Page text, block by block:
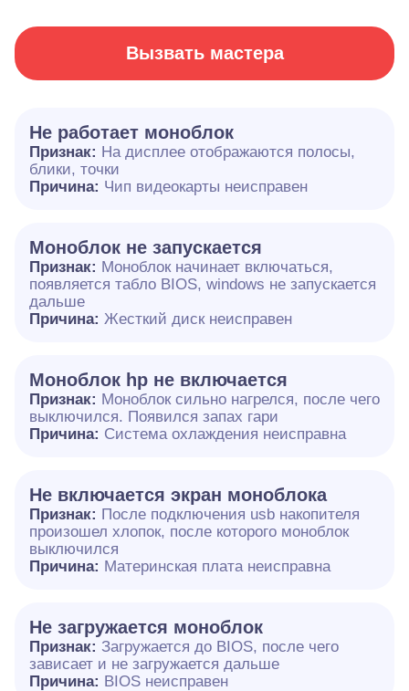
Вызвать мастера
Не работает моноблок
Признак: На дисплее отображаются полосы,
блики, точки
Причина: Чип видеокарты неисправен
Моноблок не запускается
Признак: Моноблок начинает включаться,
появляется табло BIOS, windows не запускается
дальше
Причина: Жесткий диск неисправен
Моноблок hp не включается
Признак: Моноблок сильно нагрелся, после чего
выключился. Появился запах гари
Причина: Система охлаждения неисправна
Не включается экран моноблока
Признак: После подключения usb накопителя
произошел хлопок, после которого моноблок
выключился
Причина: Материнская плата неисправна
Не загружается моноблок
Признак: Загружается до BIOS, после чего
зависает и не загружается дальше
Причина: BIOS неисправен